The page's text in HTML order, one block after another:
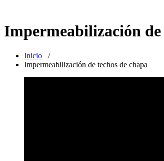
Impermeabilización de
Inicio /
Impermeabilización de techos de chapa